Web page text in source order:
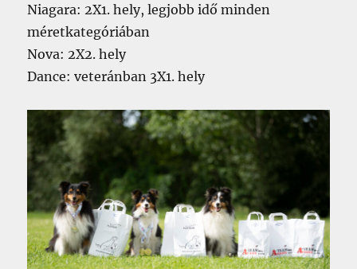
Niagara: 2X1. hely, legjobb idő minden
méretkategóriában
Nova: 2X2. hely
Dance: veteránban 3X1. hely